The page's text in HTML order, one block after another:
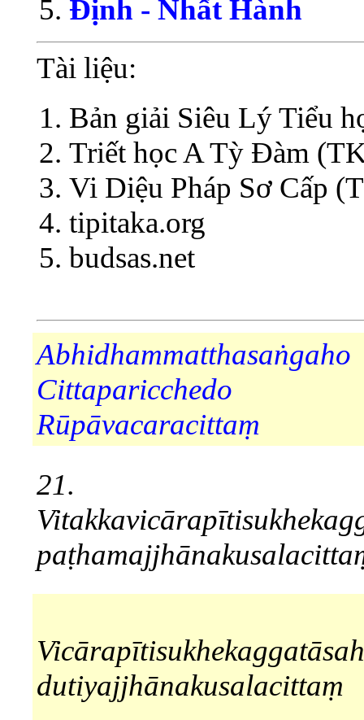
Định - Nhất Hành
Tài liệu:
Bản giải Siêu Lý Tiểu
Triết học A Tỳ Đàm
Vi Diệu Pháp Sơ Cấp
tipitaka.org
budsas.net
Abhidhammatthasaṅgaho
Cittaparicchedo
Rūpāvacaracittaṃ
21.
dutiyajjhānakusalacittaṃ